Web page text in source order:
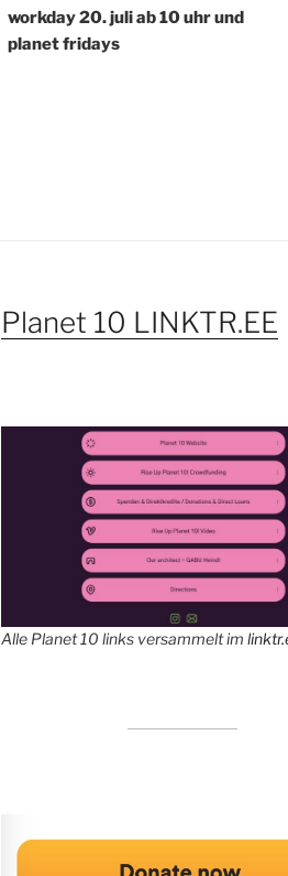
Beitrag
workday 20. juli ab 10 uhr und
planet fridays
Planet 10 LINKTR.EE
Alle Planet 10 links versammelt im